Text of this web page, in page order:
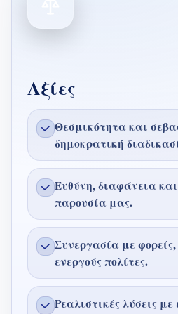
Αξίες
Θεσμικότητα και
δημοκρατική
Ευθύνη, διαφάνεια
παρουσία μας.
Συνεργασία με
ενεργούς πολίτες.
Ρεαλιστικές λύσεις με